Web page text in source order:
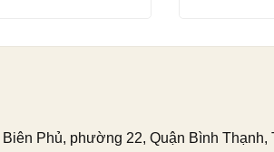
Phủ, phường 22, Quận Bình Thạnh,